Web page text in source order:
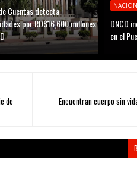
Cuentas detecta
por RD$16,600 millones
DNCD
en el
Encuentran cuerpo sin
de